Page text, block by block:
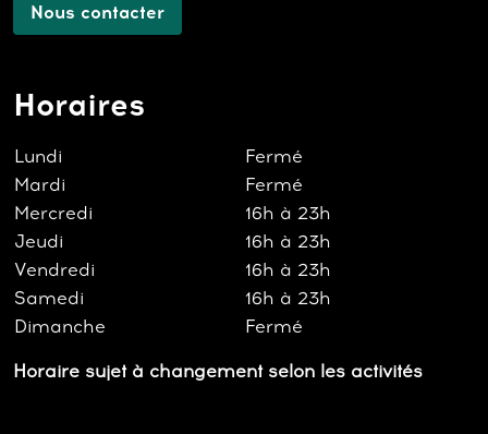
Nous contacter
Horaires
Lundi
Fermé
Mardi
Fermé
Mercredi
16h à 23h
Jeudi
16h à 23h
Vendredi
16h à 23h
Samedi
16h à 23h
Dimanche
Fermé
Horaire sujet à changement selon les activités